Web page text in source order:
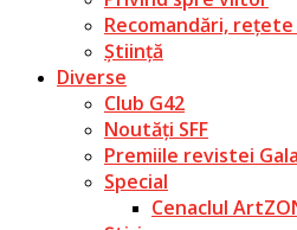
Recomandări,
Știință
Diverse
Club G42
Noutăți SFF
Premiile revistei
Special
Cenaclul